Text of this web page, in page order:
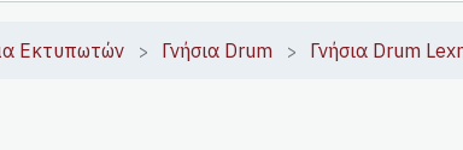
Εκτυπωτών Γνήσια Drum Γνήσια Drum